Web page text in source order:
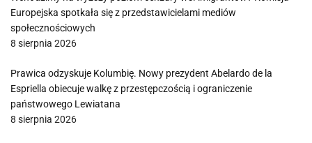
Europejska spotkała się z przedstawicielami mediów
społecznościowych
8 sierpnia 2026
Prawica odzyskuje Kolumbię. Nowy prezydent Abelardo de la
Espriella obiecuje walkę z przestępczością i ograniczenie
państwowego Lewiatana
8 sierpnia 2026